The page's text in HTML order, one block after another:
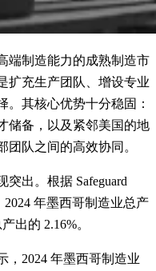
端制造能力的成熟制造市
扩充生产团队、增设专业
。其核心优势十分稳固：
储备，以及紧邻美国的地
队之间的高效协同。
出。根据 Safeguard
年墨西哥制造业总产
出的 2.16%。
，2024 年墨西哥制造业